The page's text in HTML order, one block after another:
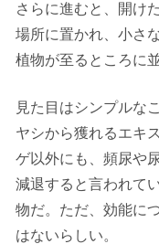
さらに進むと、開け
場所に置かれ、小さ
植物が至るところに
見た目はシンプルな
ヤシから獲れるエキ
ゲ以外にも、頻尿や
減退すると言われて
物だ。ただ、効能に
はないらしい。